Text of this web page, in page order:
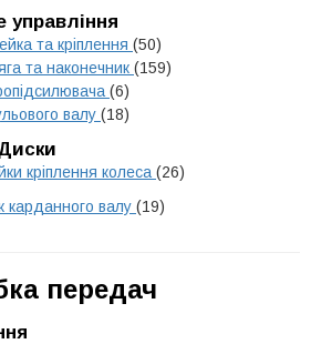
управління
та кріплення (50)
та наконечник (159)
(6)
валу (18)
кріплення колеса (26)
карданного валу (19)
передач